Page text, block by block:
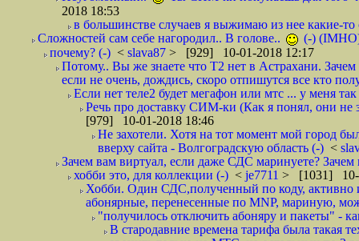
2018 18:53
в большинстве случаев я выжимаю из нее какие-то
Сложностей сам себе нагородил.. В голове..
(-)
почему? (-) < slava87 > [929] 10-01-2018 12:17
Потому.. Вы же знаете что Т2 нет в Астрахани.
если не очень, дождись, скоро отпишутся все кто
Если нет теле2 будет мегафон или мтс ... у меня
Речь про доставку СИМ-ки (Как я понял, они не
[979] 10-01-2018 18:46
Не захотели. Хотя на тот момент мой город
вверху сайта - Волгоградскую область (-) <
Зачем вам виртуал, если даже СДС маринуете?
хобби это, для коллекции (-) < je7711 > [1031] 10-
Хобби. Один СДС,полученный по коду, активно
абонярные, перенесенные по MNP, мариную,
"получилось отключить абоняру и пакеты" -
В стародавние времена тарифа была такая